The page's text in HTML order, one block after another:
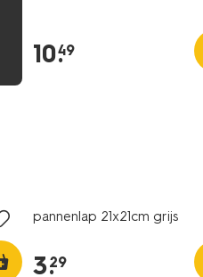
10.
49
pannenlap 21x21cm grijs
3.
29